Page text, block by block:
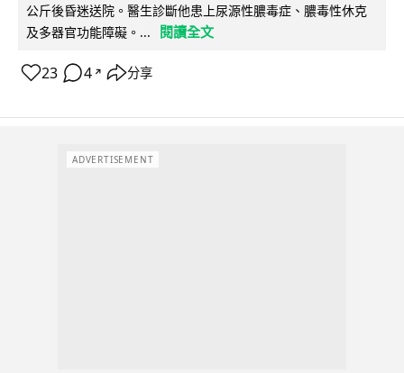
公斤後昏迷送院。醫生診斷他患上尿源性膿毒症、膿毒性休克
及多器官功能障礙。...
閱讀全文
23 4 ↗ 分享
ADVERTISEMENT